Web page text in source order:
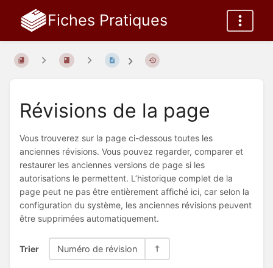
Fiches Pratiques
Révisions de la page
Vous trouverez sur la page ci-dessous toutes les
anciennes révisions. Vous pouvez regarder, comparer et
restaurer les anciennes versions de page si les
autorisations le permettent. L’historique complet de la
page peut ne pas être entièrement affiché ici, car selon la
configuration du système, les anciennes révisions peuvent
être supprimées automatiquement.
Trier Numéro de révision